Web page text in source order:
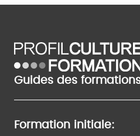
Guides des
Formation initiale: